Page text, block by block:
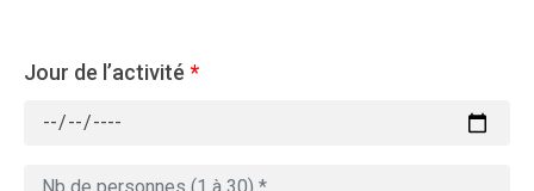
Jour de l’activité *